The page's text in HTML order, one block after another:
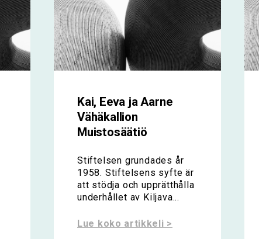
Kai, Eeva ja Aarne
Vähäkallion
Muistosäätiö
Stiftelsen grundades år
1958. Stiftelsens syfte är
att stödja och upprätthålla
underhållet av Kiljava...
Lue koko artikkeli >